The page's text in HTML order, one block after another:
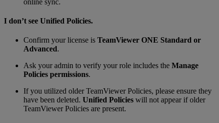
I don’t see Unified Policies.
Confirm your license is TeamViewer ONE Standard or
Advanced.
Ask your admin to verify your role includes the Manage
Policies permissions.
If you utilized older TeamViewer Policies, please ensure they
have been deleted. Unified Policies will not appear if older
TeamViewer Policies are present.